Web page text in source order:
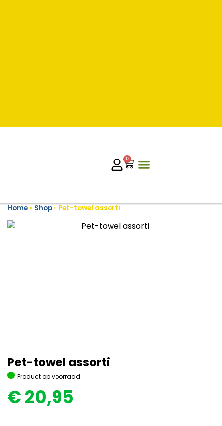
0
Home» Shop» Pet-towel assorti
Pet-towel assorti
Product op voorraad
€20,95